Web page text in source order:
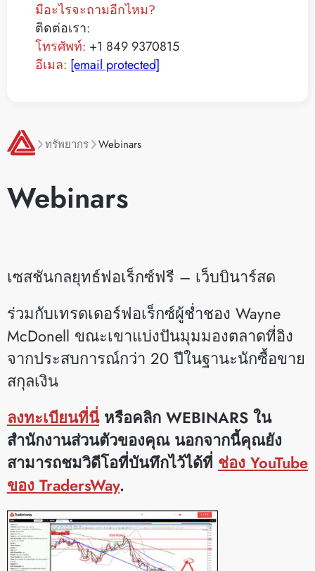
มีอะไรจะถามอีกไหม?
ติดต่อเรา:
โทรศัพท์: +1 849 9370815
อีเมล: [email protected]
ทรัพยากร Webinars
Webinars
เซสชันกลยุทธ์ฟอเร็กซ์ฟรี – เว็บบินาร์สด
ร่วมกับเทรดเดอร์ฟอเร็กซ์ผู้ช่ำชอง Wayne
McDonell ขณะเขาแบ่งปันมุมมองตลาดที่อิง
จากประสบการณ์กว่า 20 ปีในฐานะนักซื้อขาย
สกุลเงิน
ลงทะเบียนที่นี่หรือคลิก WEBINARS ใน
สำนักงานส่วนตัวของคุณ นอกจากนี้คุณยัง
สามารถชมวิดีโอที่บันทึกไว้ได้ที่ ช่อง YouTube
ของ TradersWay.